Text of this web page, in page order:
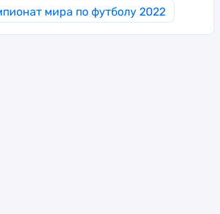
мира по футболу 2022